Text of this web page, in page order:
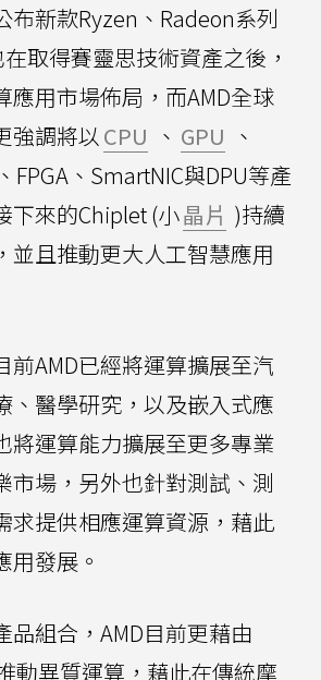
布新款Ryzen、Radeon系列
取得賽靈思技術資產之後，
應用市場佈局，而AMD全球
強調將以 CPU 、 GPU 、
FPGA、SmartNIC與DPU等產
下來的Chiplet (小晶片 )持續
並且推動更大人工智慧應用
前AMD已經將運算擴展至汽
、醫學研究，以及嵌入式應
將運算能力擴展至更多專業
市場，另外也針對測試、測
求提供相應運算資源，藉此
用發展。
品組合，AMD目前更藉由
動異質運算，藉此在傳統摩